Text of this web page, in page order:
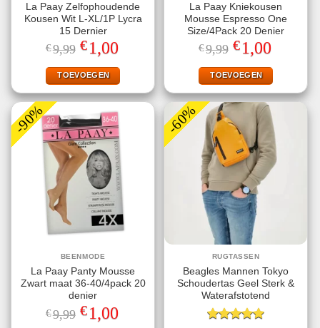
La Paay Zelfophoudende
Kousen Wit L-XL/1P Lycra
15 Dernier
€9,99 Oorspronkelijke
prijs
was:
€9,99.
€1,00
is:
€1,00.
TOEVOEGEN
La Paay Kniekousen
Mousse Espresso One
Size/4Pack 20 Denier
€9,99 Oorspronkelijke
prijs
was:
€9,99.
€1,00
is:
€1,00.
TOEVOEGEN
-90%
BEENMODE
La Paay Panty Mousse
Zwart maat 36-40/4pack 20
denier
€9,99 Oorspronkelijke
prijs
€1,00
-60%
RUGTASSEN
Beagles Mannen Tokyo
Schoudertas Geel Sterk &
Waterafstotend